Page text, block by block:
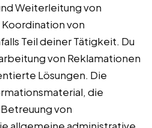
Weiterleitung von
von
Teil deiner Tätigkeit. Du
von Reklamationen
Lösungen. Die
die
von